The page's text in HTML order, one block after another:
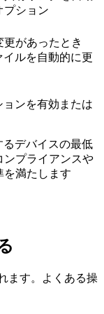
プション
があったとき
ルを自動的に更
ンを有効または
デバイスの最低
ンプライアンスや
を満たします
ます。よくある操